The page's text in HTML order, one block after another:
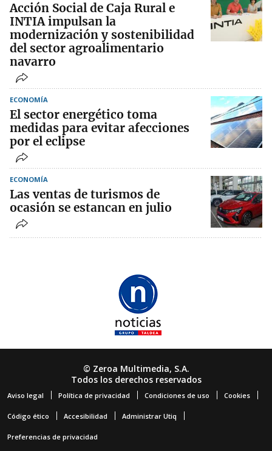
Acción Social de Caja Rural e
INTIA impulsan la
modernización y sostenibilidad
del sector agroalimentario
navarro
ECONOMÍA
El sector energético toma
medidas para evitar afecciones
por el eclipse
ECONOMÍA
Las ventas de turismos de
ocasión se estancan en julio
© Zeroa Multimedia, S.A.
Todos los derechos reservados
Aviso legal Política de privacidad Condiciones de uso Cookies
Código ético Accesibilidad Administrar Utiq
Preferencias de privacidad